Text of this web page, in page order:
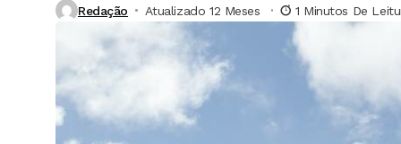
Redação Atualizado 12 Meses ⁮ 1 Minutos De